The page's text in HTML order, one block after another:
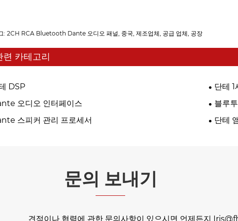
: 2CH RCA Bluetooth Dante 오디오 패널, 중국, 제조업체, 공급 업체, 공장
련 카테고리
DSP
단테 1
오디오 인터페이스
블루
스피커 관리 프로세서
단테
문의 보내기
견적이나 협력에 관한 문의사항이 있으시면 언제든지